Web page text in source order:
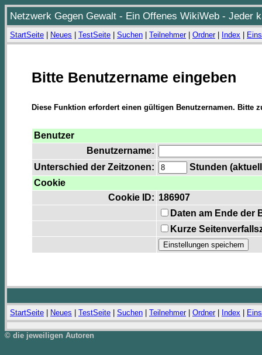
Netzwerk Gegen Gewalt - Ein Offenes WikiWeb - Jeder
StartSeite Neues TestSeite Suchen Teilnehmer| Ordner| Index
Bitte Benutzername eingeben
Diese Funktion erfordert einen gültigen Benutzernamen. Bitte
Benutzer
Benutzername:
Unterschied der Zeitzonen:
Stunden
Cookie
Cookie ID: 186907
Daten am Ende der
Kurze
StartSeite Neues TestSeite Suchen Teilnehmer| Ordner| Index
© die jeweiligen Autoren